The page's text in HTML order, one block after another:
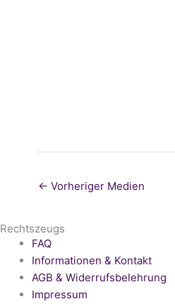
← Vorheriger Medien
Rechtszeugs
FAQ
Informationen & Kontakt
AGB & Widerrufsbelehrung
Impressum